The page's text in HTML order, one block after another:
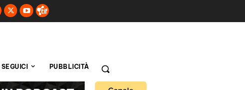
SEGUICI PUBBLICITÀ